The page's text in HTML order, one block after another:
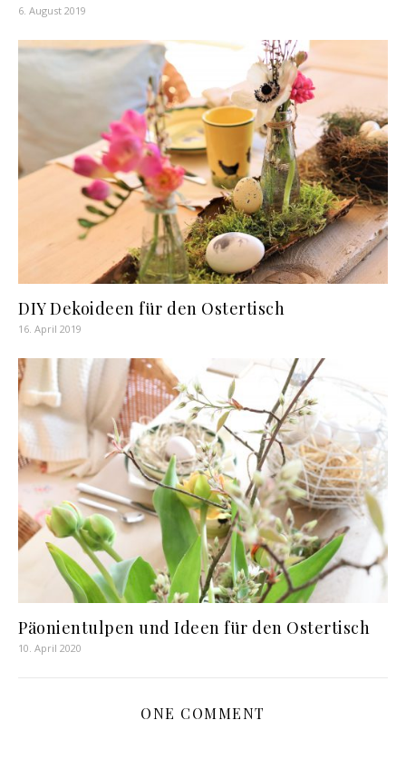
6. August 2019
DIY Dekoideen für den Ostertisch
16. April 2019
Päonientulpen und Ideen für den Ostertisch
10. April 2020
ONE COMMENT